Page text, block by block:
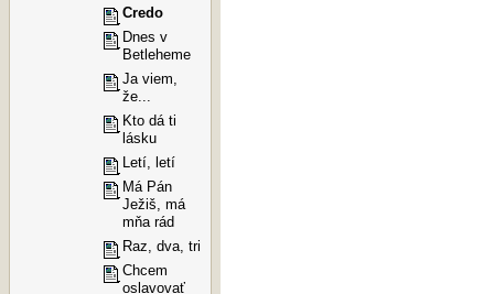
Credo
Dnes v
Betleheme
Ja viem,
že...
Kto dá ti
lásku
Letí, letí
Má Pán
Ježiš, má
mňa rád
Raz, dva, tri
Chcem
oslavovať